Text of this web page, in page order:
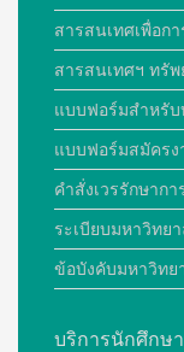
สารสนเทศเพื่อก
สารสนเทศฯ ทรั
แบบฟอร์มสำหรับ
แบบฟอร์มสมัครง
คำสั่งเวรรักษาก
ระเบียบมหาวิทย
ข้อบังคับมหาวิทย
บริการนักศึกษา